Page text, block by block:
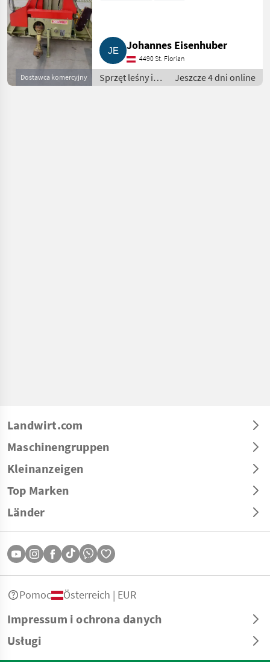
Dostawca komercyjny
Johannes Eisenhuber
4490 St. Florian
Sprzęt leśny i
do obróbki
Jeszcze 4 dni online
Landwirt.com
Maschinengruppen
Kleinanzeigen
Top Marken
Länder
Impressum i ochrona danych
Usługi
Pomoc Österreich | EUR